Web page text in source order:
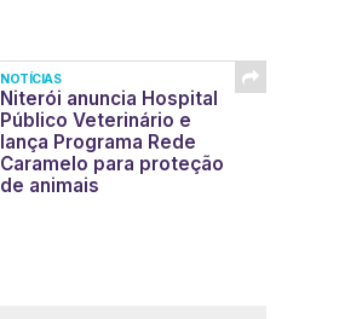
NOTÍCIAS
Niterói anuncia Hospital
Público Veterinário e
lança Programa Rede
Caramelo para proteção
de animais